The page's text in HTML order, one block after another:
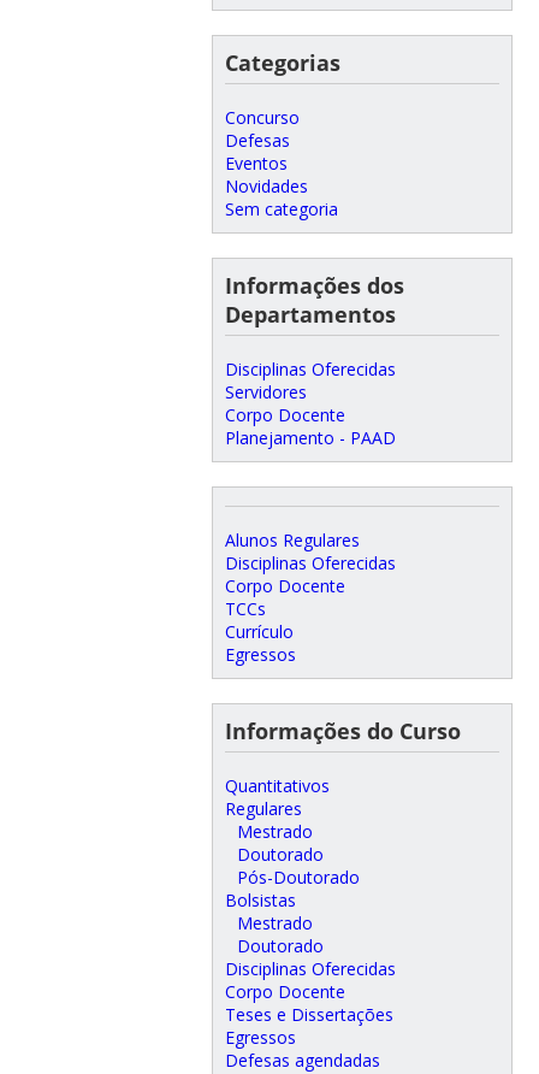
Categorias
Concurso
Defesas
Eventos
Novidades
Sem categoria
Informações dos
Departamentos
Disciplinas Oferecidas
Servidores
Corpo Docente
Planejamento - PAAD
Alunos Regulares
Disciplinas Oferecidas
Corpo Docente
TCCs
Currículo
Egressos
Informações do Curso
Quantitativos
Regulares
Mestrado
Doutorado
Pós-Doutorado
Bolsistas
Mestrado
Doutorado
Disciplinas Oferecidas
Corpo Docente
Teses e Dissertações
Egressos
Defesas agendadas